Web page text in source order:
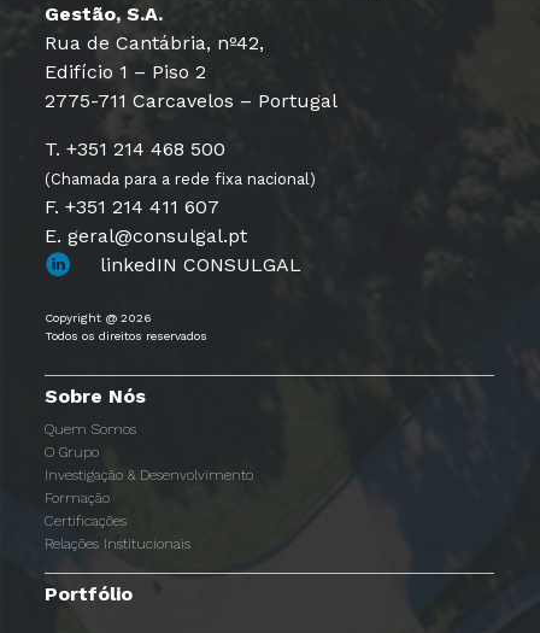
Gestão, S.A.
Rua de Cantábria, nº42,
Edifício 1 – Piso 2
2775-711 Carcavelos – Portugal
T. +351 214 468 500
(Chamada para a rede fixa nacional)
F. +351 214 411 607
E. geral@consulgal.pt
linkedIN CONSULGAL
Copyright @ 2026
Todos os direitos reservados
Sobre Nós
Quem Somos
O Grupo
Investigação & Desenvolvimento
Formação
Certificações
Relações Institucionais
Portfólio